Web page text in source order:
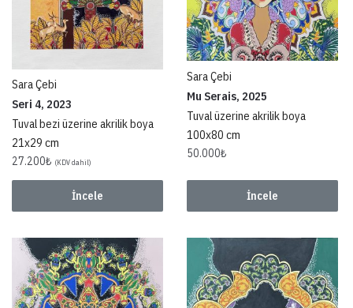
Sara Çebi
Seri 4, 2023
Tuval bezi üzerine akrilik boya
21x29 cm
27.200₺ (KDV dahil)
İncele
Sara Çebi
Mu Serais, 2025
Tuval üzerine akrilik boya
100x80 cm
50.000₺
İncele